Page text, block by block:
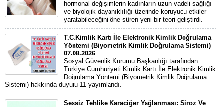
hormonal değişimlerin kadınların uzun vadeli sağlığı
ve biyolojik dayanıklılığı üzerinde koruyucu etkiler
yaratabileceğini öne süren yeni bir teori geliştirdi.
T.C.Kimlik Kartı İle Elektronik Kimlik Doğrulama
Yöntemi (Biyometrik Kimlik Doğrulama Sistemi)
07.08.2026
Sosyal Güvenlik Kurumu Başkanlığı tarafından
Türkiye Cumhuriyeti Kimlik Kartı İle Elektronik Kimlik
Doğrulama Yöntemi (Biyometrik Kimlik Doğrulama
Sistemi) hakkında duyuru-11 yayımlandı.
Sessiz Tehlike Karaciğer Yağlanması: Siroz Ve